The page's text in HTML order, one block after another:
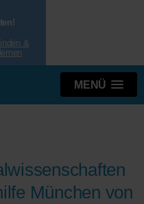
&
MENÜ
München von